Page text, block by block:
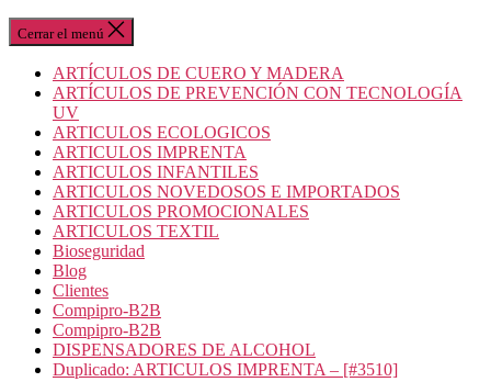
Cerrar el menú
ARTÍCULOS DE CUERO Y MADERA
ARTÍCULOS DE PREVENCIÓN CON TECNOLOGÍA
UV
ARTICULOS ECOLOGICOS
ARTICULOS IMPRENTA
ARTICULOS INFANTILES
ARTICULOS NOVEDOSOS E IMPORTADOS
ARTICULOS PROMOCIONALES
ARTICULOS TEXTIL
Bioseguridad
Blog
Clientes
Compipro-B2B
Compipro-B2B
DISPENSADORES DE ALCOHOL
Duplicado: ARTICULOS IMPRENTA – [#3510]